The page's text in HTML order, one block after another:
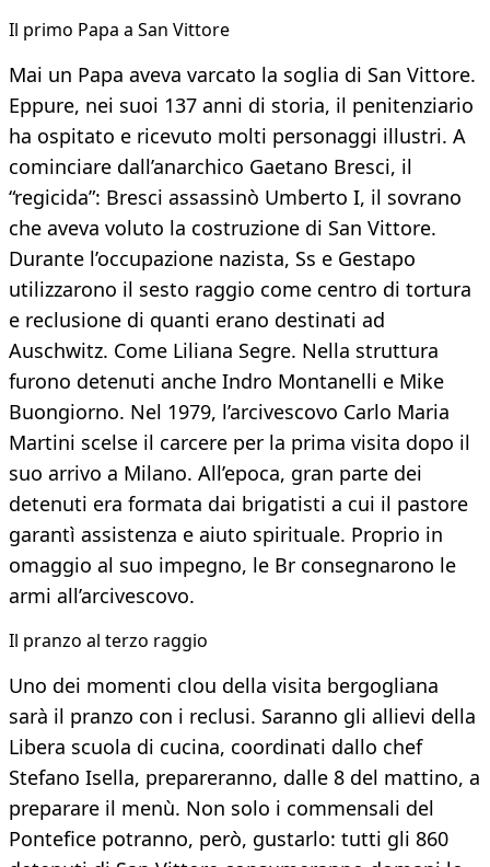
Il primo Papa a San Vittore
Mai un Papa aveva varcato la soglia di San Vittore.
Eppure, nei suoi 137 anni di storia, il penitenziario
ha ospitato e ricevuto molti personaggi illustri. A
cominciare dall’anarchico Gaetano Bresci, il
“regicida”: Bresci assassinò Umberto I, il sovrano
che aveva voluto la costruzione di San Vittore.
Durante l’occupazione nazista, Ss e Gestapo
utilizzarono il sesto raggio come centro di tortura
e reclusione di quanti erano destinati ad
Auschwitz. Come Liliana Segre. Nella struttura
furono detenuti anche Indro Montanelli e Mike
Buongiorno. Nel 1979, l’arcivescovo Carlo Maria
Martini scelse il carcere per la prima visita dopo il
suo arrivo a Milano. All’epoca, gran parte dei
detenuti era formata dai brigatisti a cui il pastore
garantì assistenza e aiuto spirituale. Proprio in
omaggio al suo impegno, le Br consegnarono le
armi all’arcivescovo.
Il pranzo al terzo raggio
Uno dei momenti clou della visita bergogliana
sarà il pranzo con i reclusi. Saranno gli allievi della
Libera scuola di cucina, coordinati dallo chef
Stefano Isella, prepareranno, dalle 8 del mattino, a
preparare il menù. Non solo i commensali del
Pontefice potranno, però, gustarlo: tutti gli 860